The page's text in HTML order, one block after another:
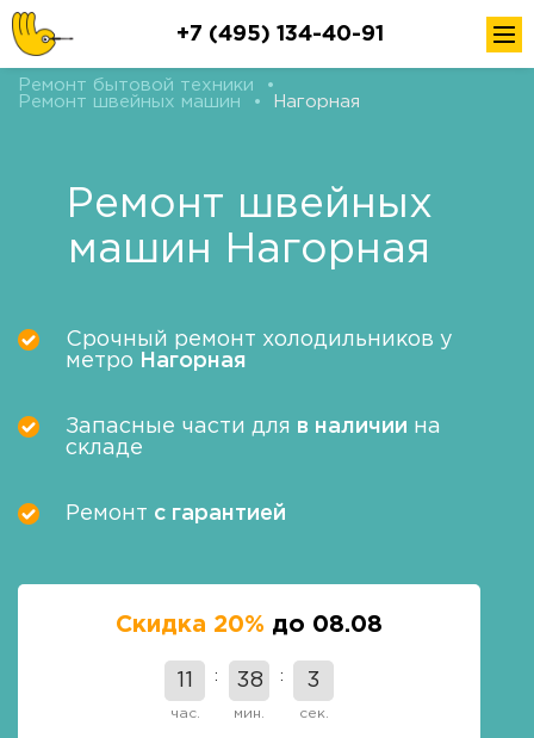
+7 (495) 134-40-91
Ремонт бытовой техники
•
Ремонт швейных машин
• Нагорная
Ремонт швейных
машин Нагорная
Срочный ремонт холодильников у
метро
Нагорная
Запасные части для в наличии на
складе
Ремонт с гарантией
Скидка 20% до 08.08
11
час.
38
мин.
2
сек.